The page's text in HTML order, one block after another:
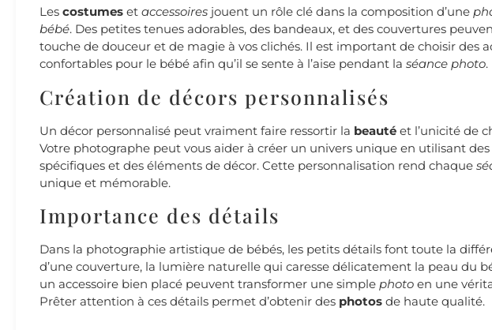
Les costumes et accessoires jouent un rôle clé dans la composition d’une
bébé. Des petites tenues adorables, des bandeaux, et des couvertures
touche de douceur et de magie à vos clichés. Il est important de choisir des
confortables pour le bébé afin qu’il se sente à l’aise pendant la séance photo.
Création de décors personnalisés
Un décor personnalisé peut vraiment faire ressortir la beauté et l’unicité de
Votre photographe peut vous aider à créer un univers unique en utilisant des
spécifiques et des éléments de décor. Cette personnalisation rend chaque
unique et mémorable.
Importance des détails
Dans la photographie artistique de bébés, les petits détails font toute la
d’une couverture, la lumière naturelle qui caresse délicatement la peau du
un accessoire bien placé peuvent transformer une simple photo en une
Prêter attention à ces détails permet d’obtenir des photos de haute qualité.